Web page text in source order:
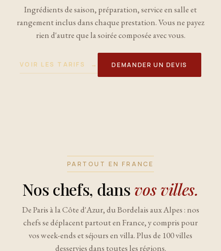
Ingrédients de saison, préparation, service en salle et
rangement inclus dans chaque prestation. Vous ne payez
rien d'autre que la soirée composée avec vous.
VOIR LES TARIFS → DEMANDER UN DEVIS
PARTOUT EN FRANCE
Nos chefs, dans vos villes.
De Paris à la Côte d'Azur, du Bordelais aux Alpes : nos
chefs se déplacent partout en France, y compris pour
vos week-ends et séjours en villa. Plus de 100 villes
desservies dans toutes les régions.